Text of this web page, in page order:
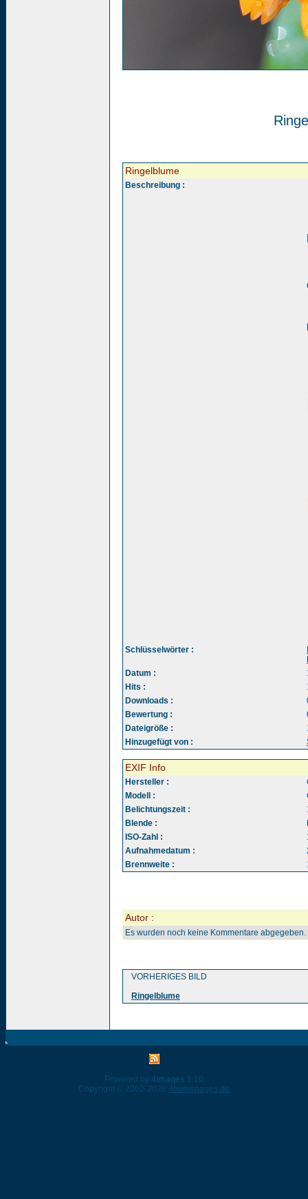
Ringelblume
Beschreibung :
Schlüsselwörter :
Datum :
Hits :
Downloads :
Bewertung :
Dateigröße :
Hinzugefügt von :
EXIF Info
Hersteller :
Modell :
Belichtungszeit :
Blende :
ISO-Zahl :
Aufnahmedatum :
Brennweite :
Autor :
Es wurden noch keine Kommentare abgegeben.
VORHERIGES BILD
Ringelblume
Powered by 4images 1.10
Copyright © 2002-2026 4homepages.de